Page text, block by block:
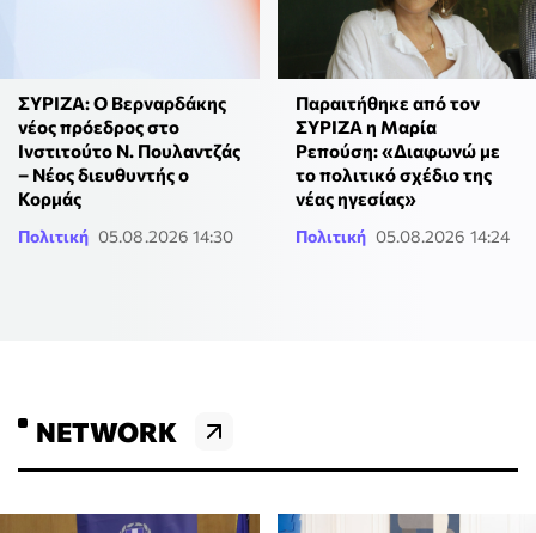
ΣΥΡΙΖΑ: Ο Βερναρδάκης
νέος πρόεδρος στο
Ινστιτούτο Ν. Πουλαντζάς
– Νέος διευθυντής ο
Κορμάς
Πολιτική 05.08.2026 14:30
Παραιτήθηκε από τον
ΣΥΡΙΖΑ η Μαρία
Ρεπούση: «Διαφωνώ με
το πολιτικό σχέδιο της
νέας ηγεσίας»
Πολιτική 05.08.2026 14:24
NETWORK